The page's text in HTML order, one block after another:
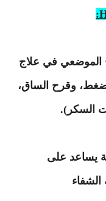
للعلاج الموضعي في علاج
وقرح الساق،
السكر).
رطبة يساعد على
الشفاء